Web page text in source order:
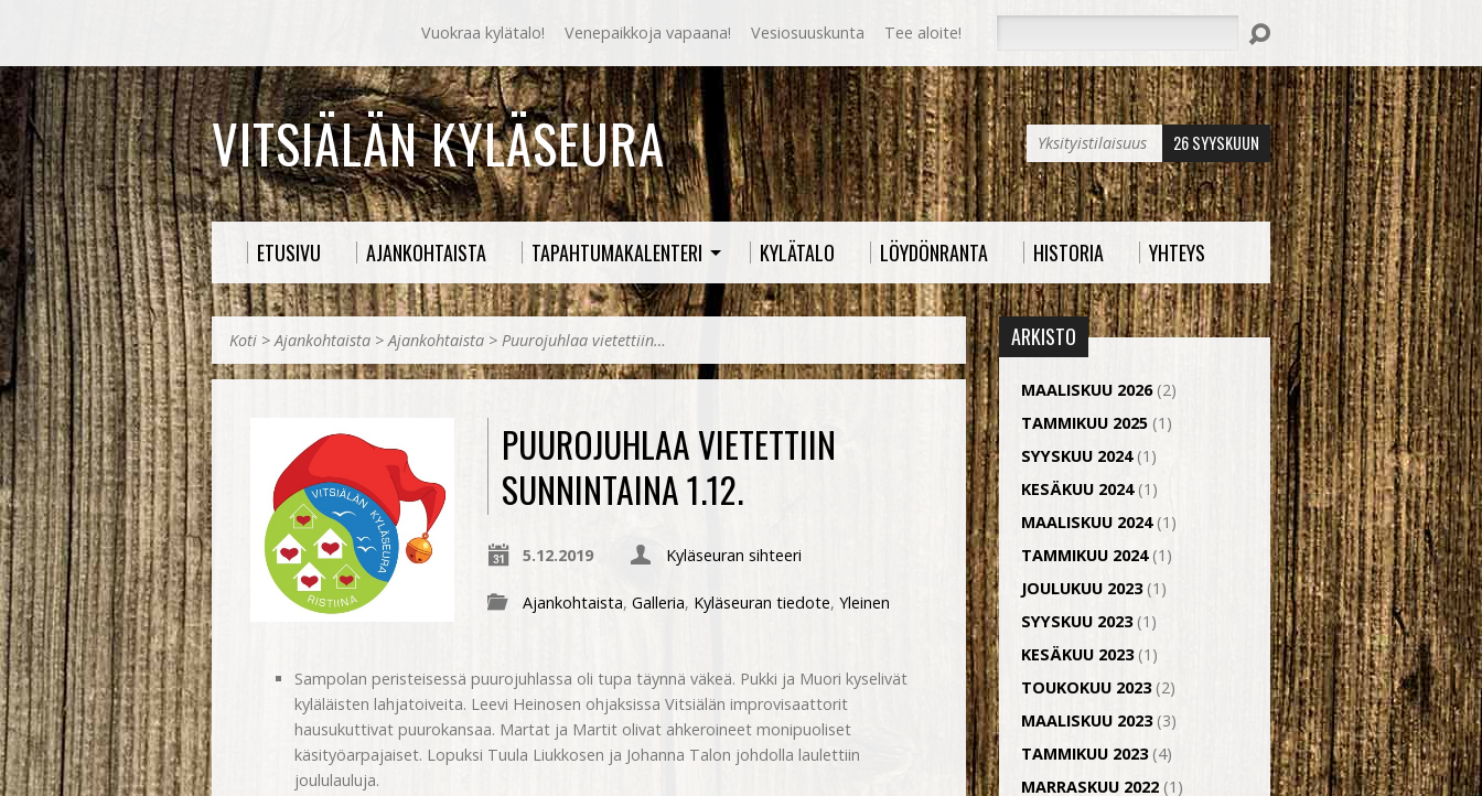
Vuokraa kylätalo! Venepaikkoja vapaana! Vesiosuuskunta Tee aloite!
VITSIÄLÄN KYLÄSEURA Yksityistilaisuus 26 SYYSKUUN
ETUSIVU AJANKOHTAISTA TAPAHTUMAKALENTERI KYLÄTALO LÖYDÖNRANTA HISTORIA YHTEYS
Koti >Ajankohtaista >Ajankohtaista > Puurojuhlaa vietettiin…
PUUROJUHLAA VIETETTIIN
SUNNINTAINA 1.12.
5.12.2019 Kyläseuran sihteeri
Ajankohtaista, Galleria, Kyläseuran tiedote, Yleinen
Sampolan peristeisessä puurojuhlassa oli tupa täynnä väkeä. Pukki ja Muori kyselivät
kyläläisten lahjatoiveita. Leevi Heinosen ohjaksissa Vitsiälän improvisaattorit
hausukuttivat puurokansaa. Martat ja Martit olivat ahkeroineet monipuoliset
käsityöarpajaiset. Lopuksi Tuula Liukkosen ja Johanna Talon johdolla laulettiin
joululauluja.
ARKISTO
MAALISKUU 2026(2)
TAMMIKUU 2025 (1)
SYYSKUU 2024(1)
KESÄKUU 2024(1)
MAALISKUU 2024(1)
TAMMIKUU 2024(1)
JOULUKUU 2023(1)
SYYSKUU 2023(1)
KESÄKUU 2023(1)
TOUKOKUU 2023(2)
MAALISKUU 2023(3)
TAMMIKUU 2023(4)
MARRASKUU 2022 (1)